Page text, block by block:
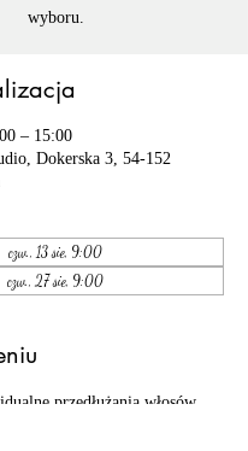
wyboru.
– 15:00
Dokerska 3, 54-152
czw., 13 sie, 9:00
czw., 27 sie, 9:00
przedłużania włosów